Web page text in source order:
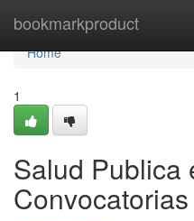
bookmarkproduct
Home
Home
1
Salud Publica
Convocatorias